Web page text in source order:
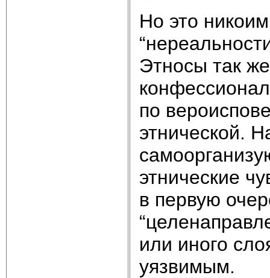
Но это
Этносы так
по
этнической.
этнические
в первую
или иного
уязвимым.